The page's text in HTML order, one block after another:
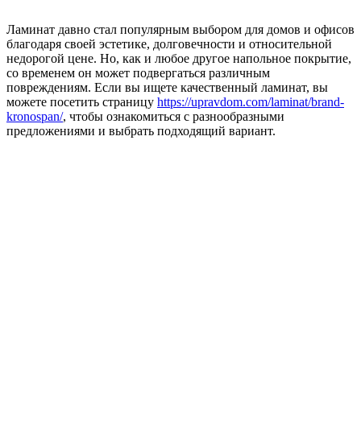
Ламинат давно стал популярным выбором для домов и офисов
благодаря своей эстетике, долговечности и относительной
недорогой цене. Но, как и любое другое напольное покрытие,
со временем он может подвергаться различным
повреждениям. Если вы ищете качественный ламинат, вы
можете посетить страницу https://upravdom.com/laminat/brand-
kronospan/, чтобы ознакомиться с разнообразными
предложениями и выбрать подходящий вариант.